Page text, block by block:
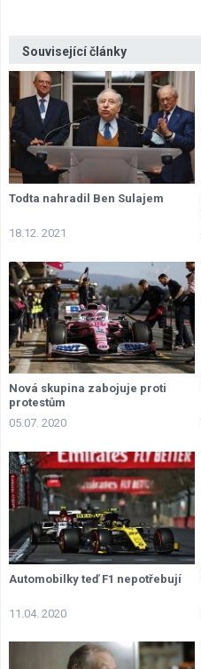
Související články
Todta nahradil Ben Sulajem
18.12. 2021
Nová skupina zabojuje proti
protestům
05.07. 2020
Automobilky teď F1 nepotřebují
11.04. 2020